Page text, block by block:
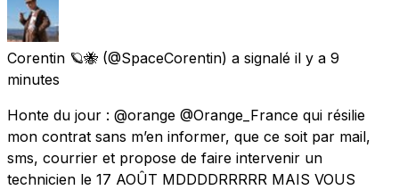
Corentin 🪐🐝 (@SpaceCorentin) a signalé il y a 9
minutes
Honte du jour : @orange @Orange_France qui résilie
mon contrat sans m’en informer, que ce soit par mail,
sms, courrier et propose de faire intervenir un
technicien le 17 AOÛT MDDDDRRRRR MAIS VOUS